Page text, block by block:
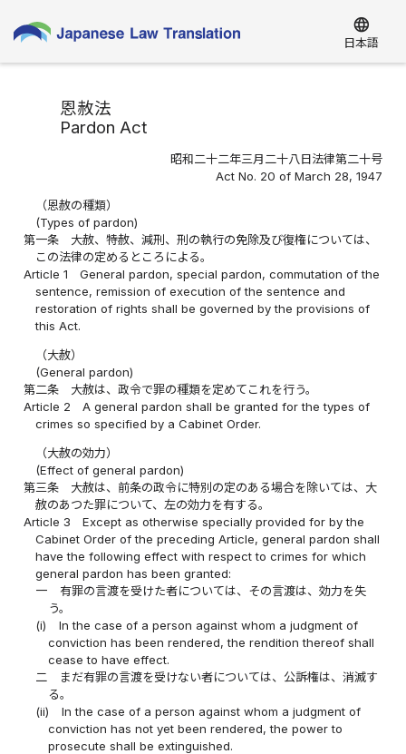
language
日本語
恩赦法
Pardon Act
昭和二十二年三月二十八日法律第二十号
Act No. 20 of March 28, 1947
（恩赦の種類）
(Types of pardon)
第一条
大赦、特赦、減刑、刑の執行の免除及び復権については、
この法律の定めるところによる。
Article 1
General pardon, special pardon, commutation of the
sentence, remission of execution of the sentence and
restoration of rights shall be governed by the provisions of
this Act.
（大赦）
(General pardon)
第二条
大赦は、政令で罪の種類を定めてこれを行う。
Article 2
A general pardon shall be granted for the types of
crimes so specified by a Cabinet Order.
（大赦の効力）
(Effect of general pardon)
第三条
大赦は、前条の政令に特別の定のある場合を除いては、大
赦のあつた罪について、左の効力を有する。
Article 3
Except as otherwise specially provided for by the
Cabinet Order of the preceding Article, general pardon shall
have the following effect with respect to crimes for which
general pardon has been granted:
一
有罪の言渡を受けた者については、その言渡は、効力を失
う。
(i)
In the case of a person against whom a judgment of
conviction has been rendered, the rendition thereof shall
cease to have effect.
二
まだ有罪の言渡を受けない者については、公訴権は、消滅す
る。
(ii)
In the case of a person against whom a judgment of
conviction has not yet been rendered, the power to
prosecute shall be extinguished.